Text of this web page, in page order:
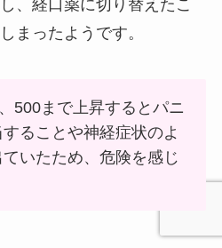
、経口薬に切り替えたこ
まったようです。
500まで上昇するとパニ
ることや神経症状のよ
いたため、危険を感じ